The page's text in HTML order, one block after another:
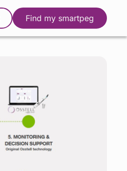
Find my smartpeg